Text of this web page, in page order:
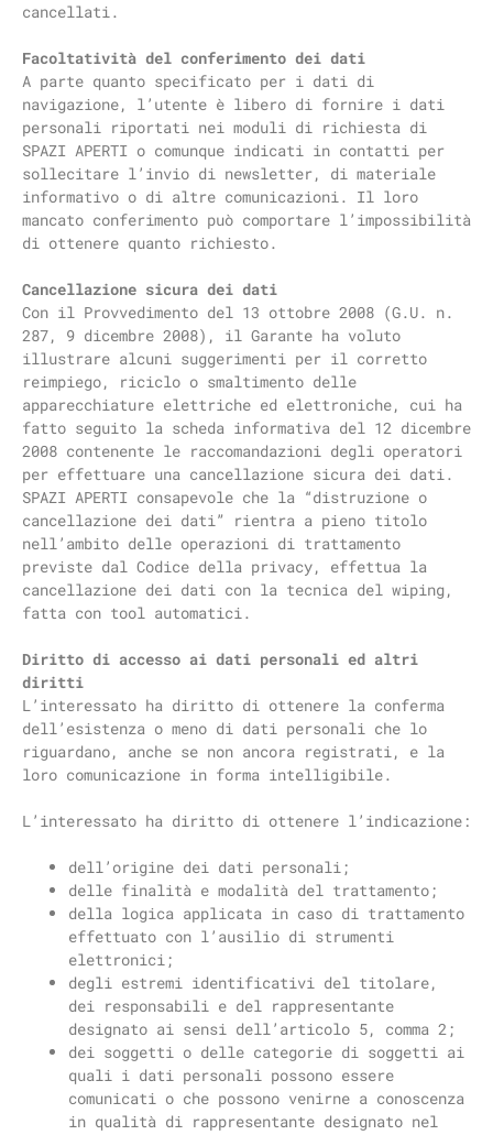
cancellati.
Facoltatività del conferimento dei dati
A parte quanto specificato per i dati di
navigazione, l’utente è libero di fornire i dati
personali riportati nei moduli di richiesta di
SPAZI APERTI o comunque indicati in contatti per
sollecitare l’invio di newsletter, di materiale
informativo o di altre comunicazioni. Il loro
mancato conferimento può comportare l’impossibilità
di ottenere quanto richiesto.
Cancellazione sicura dei dati
Con il Provvedimento del 13 ottobre 2008 (G.U. n.
287, 9 dicembre 2008), il Garante ha voluto
illustrare alcuni suggerimenti per il corretto
reimpiego, riciclo o smaltimento delle
apparecchiature elettriche ed elettroniche, cui ha
fatto seguito la scheda informativa del 12 dicembre
2008 contenente le raccomandazioni degli operatori
per effettuare una cancellazione sicura dei dati.
SPAZI APERTI consapevole che la “distruzione o
cancellazione dei dati” rientra a pieno titolo
nell’ambito delle operazioni di trattamento
previste dal Codice della privacy, effettua la
cancellazione dei dati con la tecnica del wiping,
fatta con tool automatici.
Diritto di accesso ai dati personali ed altri
diritti
L’interessato ha diritto di ottenere la conferma
dell’esistenza o meno di dati personali che lo
riguardano, anche se non ancora registrati, e la
loro comunicazione in forma intelligibile.
L’interessato ha diritto di ottenere l’indicazione:
dell’origine dei dati personali;
delle finalità e modalità del trattamento;
della logica applicata in caso di trattamento
effettuato con l’ausilio di strumenti
elettronici;
degli estremi identificativi del titolare,
dei responsabili e del rappresentante
designato ai sensi dell’articolo 5, comma 2;
dei soggetti o delle categorie di soggetti ai
quali i dati personali possono essere
comunicati o che possono venirne a conoscenza
in qualità di rappresentante designato nel